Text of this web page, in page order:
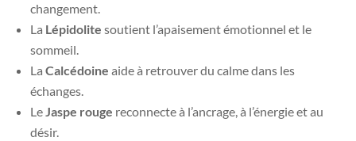
changement.
La Lépidolite soutient l’apaisement émotionnel et le
sommeil.
LaCalcédoine aide à retrouver du calme dans les
échanges.
LeJaspe rouge reconnecte à l’ancrage, à l’énergie et au
désir.